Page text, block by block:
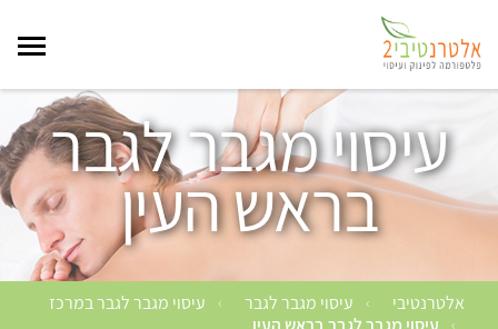
עיסוי מגבר לגבר
בראש העין
אלטרנטיבי › עיסוי מגבר לגבר › עיסוי מגבר לגבר במרכז
›